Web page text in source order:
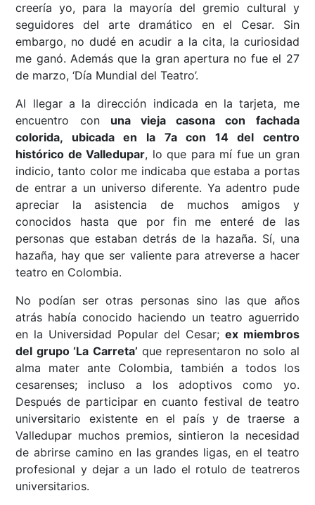
creería yo, para la mayoría del gremio cultural y
seguidores del arte dramático en el Cesar. Sin
embargo, no dudé en acudir a la cita, la curiosidad
me ganó. Además que la gran apertura no fue el 27
de marzo, ‘Día Mundial del Teatro’.
Al llegar a la dirección indicada en la tarjeta, me
encuentro con una vieja casona con fachada
colorida, ubicada en la 7a con 14 del centro
histórico de Valledupar, lo que para mí fue un gran
indicio, tanto color me indicaba que estaba a portas
de entrar a un universo diferente. Ya adentro pude
apreciar la asistencia de muchos amigos y
conocidos hasta que por fin me enteré de las
personas que estaban detrás de la hazaña. Sí, una
hazaña, hay que ser valiente para atreverse a hacer
teatro en Colombia.
No podían ser otras personas sino las que años
atrás había conocido haciendo un teatro aguerrido
en la Universidad Popular del Cesar; ex miembros
del grupo ‘La Carreta’ que representaron no solo al
alma mater ante Colombia, también a todos los
cesarenses; incluso a los adoptivos como yo.
Después de participar en cuanto festival de teatro
universitario existente en el país y de traerse a
Valledupar muchos premios, sintieron la necesidad
de abrirse camino en las grandes ligas, en el teatro
profesional y dejar a un lado el rotulo de teatreros
universitarios.